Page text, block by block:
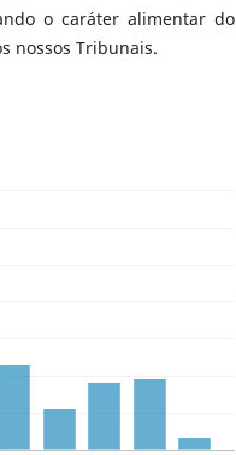
o caráter alimentar do
nossos Tribunais.